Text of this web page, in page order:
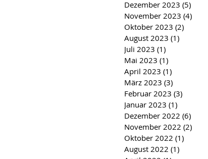
Dezember 2023 (5)
November 2023 (4)
Oktober 2023 (2)
August 2023 (1)
Juli 2023 (1)
Mai 2023 (1)
April 2023 (1)
März 2023 (3)
Februar 2023 (3)
Januar 2023 (1)
Dezember 2022 (6)
November 2022 (2)
Oktober 2022 (1)
August 2022 (1)